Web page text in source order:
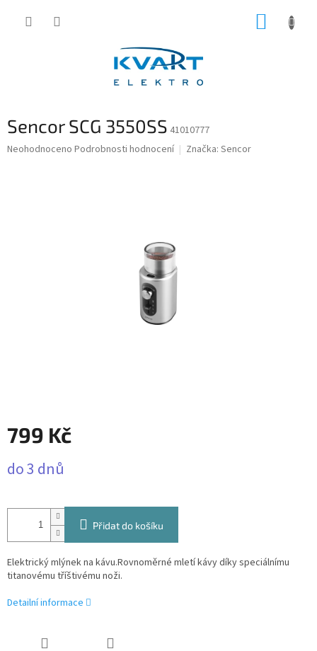
Sencor SCG 3550SS 41010777
Průměrné
Neohodnoceno Podrobnosti hodnocení Značka: Sencor
799 Kč
cena:
do 3 dnů
Přidat do košíku
Elektrický mlýnek na kávu.Rovnoměrné mletí kávy díky speciálnímu
titanovému tříštivému noži.
Detailní informace